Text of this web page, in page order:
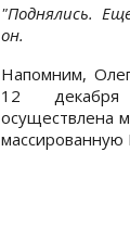
"Поднялись.
он.
Напомним,
12
осуществлена
массированную